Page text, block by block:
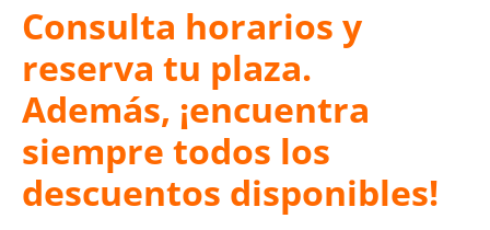
Consulta horarios y
reserva tu plaza.
Además, ¡encuentra
siempre todos los
descuentos disponibles!